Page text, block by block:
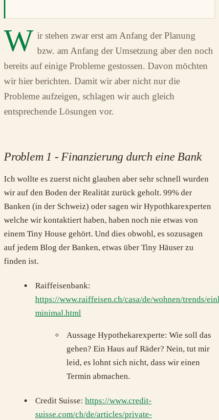
W ir stehen zwar erst am Anfang der Planung
bzw. am Anfang der Umsetzung aber den noch
bereits auf einige Probleme gestossen. Davon möchten
wir hier berichten. Damit wir aber nicht nur die
Probleme aufzeigen, schlagen wir auch gleich
entsprechende Lösungen vor.
Problem 1 - Finanzierung durch eine Bank
Ich wollte es zuerst nicht glauben aber sehr schnell wurden
wir auf den Boden der Realität zurück geholt. 99% der
Banken (in der Schweiz) oder sagen wir Hypothkarexperten
welche wir kontaktiert haben, haben noch nie etwas von
einem Tiny House gehört. Und dies obwohl, es sozusagen
auf jedem Blog der Banken, etwas über Tiny Häuser zu
finden ist.
Raiffeisenbank:
https://www.raiffeisen.ch/casa/de/wohnen/trends/
minimal.html
Aussage Hypothekarexperte: Wie soll das
gehen? Ein Haus auf Räder? Nein, tut mir
leid, es lohnt sich nicht, dass wir einen
Termin abmachen.
Credit Suisse: https://www.credit-
suisse.com/ch/de/articles/private-